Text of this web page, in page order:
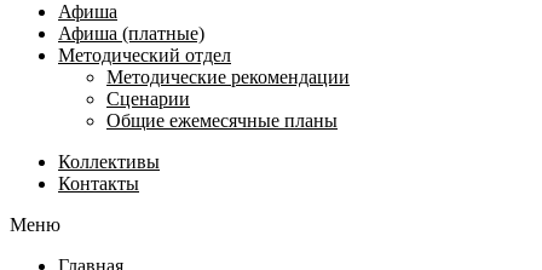
Афиша
Афиша (платные)
Методический отдел
Методические рекомендации
Сценарии
Общие ежемесячные планы
Коллективы
Контакты
Меню
Главная